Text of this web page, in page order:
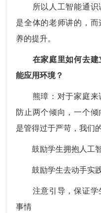
所以人工智能通识
是全体的老师讲的，
养的提升。
在家庭里如何去
能应用环境？
熊璋：对于家庭来
防止两个倾向，一个
是管得过于严苛，我们
鼓励学生拥抱人工智
鼓励学生去动手实践
注意引导，保证学
事情